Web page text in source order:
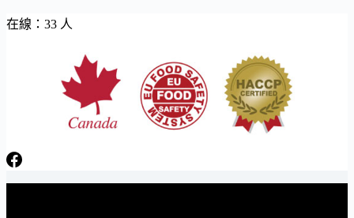
在線：33 人